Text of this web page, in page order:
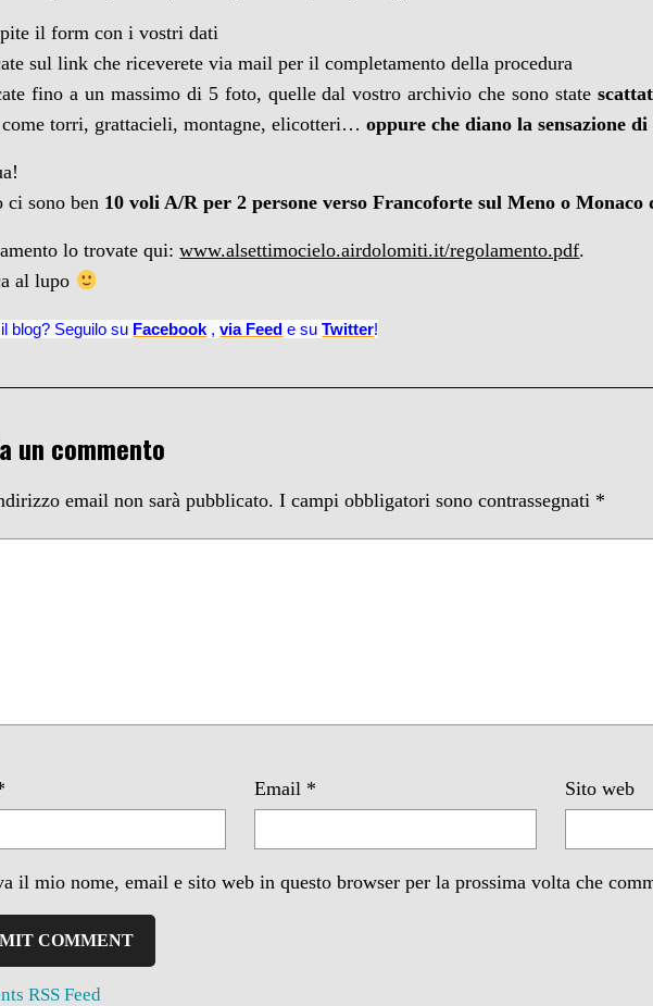
il form con i vostri dati
sul link che riceverete via mail per il completamento della procedura
fino a un massimo di 5 foto, quelle dal vostro archivio che sono state
torri, grattacieli, montagne, elicotteri…oppure che diano la sensazione di
ci sono ben 10 voli A/R per 2 persone verso Francoforte sul Meno o Monaco
lo trovate qui:www.alsettimocielo.airdolomiti.it/regolamento.pdf.
al lupo
blog? Seguilo su Facebook ,via Feed e suTwitter!
un commento
email non sarà pubblicato. I campi obbligatori sono contrassegnati *
Email * Sito web
il mio nome, email e sito web in questo browser per la prossima volta che
RSS Feed